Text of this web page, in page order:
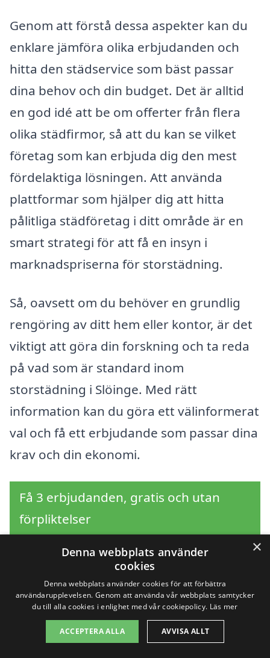
Genom att förstå dessa aspekter kan du
enklare jämföra olika erbjudanden och
hitta den städservice som bäst passar
dina behov och din budget. Det är alltid
en god idé att be om offerter från flera
olika städfirmor, så att du kan se vilket
företag som kan erbjuda dig den mest
fördelaktiga lösningen. Att använda
plattformar som hjälper dig att hitta
pålitliga städföretag i ditt område är en
smart strategi för att få en insyn i
marknadspriserna för storstädning.
Så, oavsett om du behöver en grundlig
rengöring av ditt hem eller kontor, är det
viktigt att göra din forskning och ta reda
på vad som är standard inom
storstädning i Slöinge. Med rätt
information kan du göra ett välinformerat
val och få ett erbjudande som passar dina
krav och din ekonomi.
Få 3 erbjudanden, gratis och utan
förpliktelser
Sök efter en
professionell för
storstädning i andra
×
Denna webbplats använder
cookies
Denna webbplats använder cookies för att förbättra
användarupplevelsen. Genom att använda vår webbplats samtycker
du till alla cookies i enlighet med vår cookiepolicy. Läs mer
ACCEPTERA ALLA AVVISA ALLT